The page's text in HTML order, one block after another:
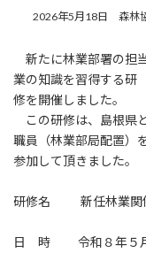
2026年5月18日 森林
新たに林業部署の担
業の知識を習得する研
修を開催しました。
この研修は、島根県
職員（林業部局配置）
参加して頂きました。
研修名 新任林業関
日 時 令和８年５月